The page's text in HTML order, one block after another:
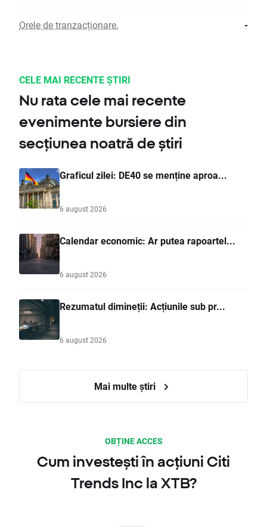
Orele de tranzacționare. -
CELE MAI RECENTE ȘTIRI
Nu rata cele mai recente
evenimente bursiere din
secțiunea noatră de știri
Graficul zilei: DE40 se menține aproa...
6 august 2026
Calendar economic: Ar putea rapoartel...
6 august 2026
Rezumatul dimineții: Acțiunile sub pr...
6 august 2026
Mai multe știri
OBȚINE ACCES
Cum investești în acțiuni Citi
Trends Inc la XTB?